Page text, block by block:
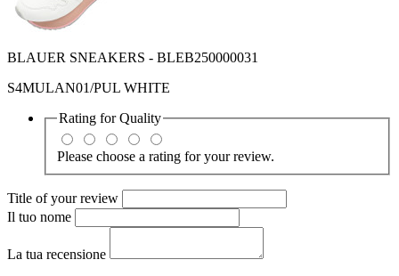
BLAUER SNEAKERS - BLEB250000031
S4MULAN01/PUL WHITE
Rating forQuality
Please choose a rating for your review.
Title of your review
Il tuo nome
La tua recensione